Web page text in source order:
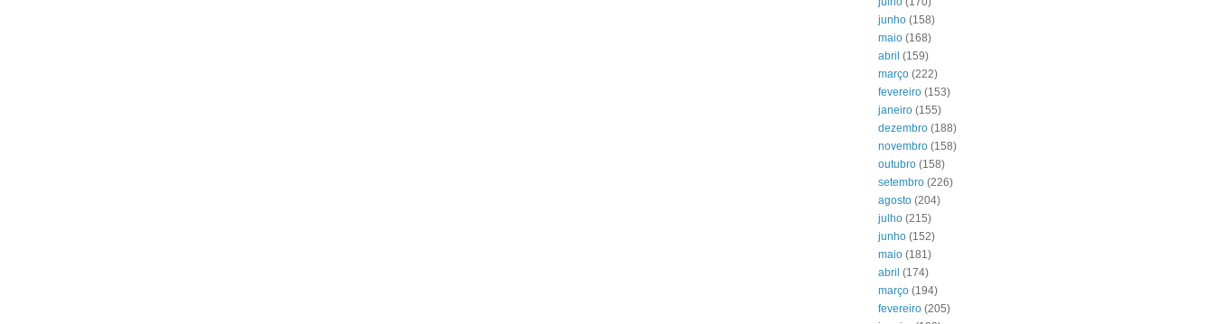
junho (158)
maio (168)
abril (159)
março (222)
fevereiro (153)
janeiro (155)
dezembro (188)
novembro (158)
outubro (158)
setembro (226)
agosto (204)
julho (215)
junho (152)
maio (181)
abril (174)
março (194)
fevereiro (205)